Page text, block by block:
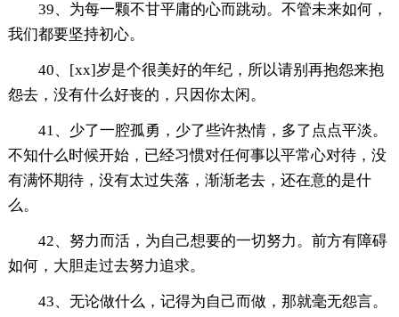
39、为每一颗不甘平庸的心而跳动。不管未来如何，
我们都要坚持初心。
40、[xx]岁是个很美好的年纪，所以请别再抱怨来抱
怨去，没有什么好丧的，只因你太闲。
41、少了一腔孤勇，少了些许热情，多了点点平淡。
不知什么时候开始，已经习惯对任何事以平常心对待，没
有满怀期待，没有太过失落，渐渐老去，还在意的是什
么。
42、努力而活，为自己想要的一切努力。前方有障碍
如何，大胆走过去努力追求。
43、无论做什么，记得为自己而做，那就毫无怨言。